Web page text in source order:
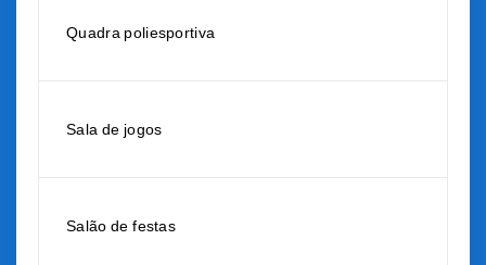
Quadra poliesportiva
Sala de jogos
Salão de festas